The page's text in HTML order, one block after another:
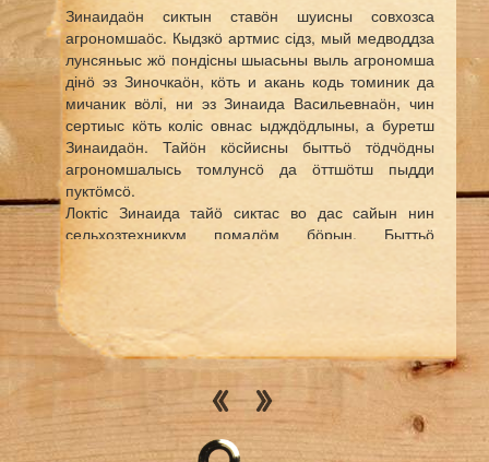
Зинаидаӧн сиктын ставӧн шуисны совхозса
агрономшаӧс. Кыдзкӧ артмис сідз, мый медводдза
лунсяньыс жӧ пондісны шыасьны выль агрономша
дінӧ эз Зиночкаӧн, кӧть и акань кодь томиник да
мичаник вӧлі, ни эз Зинаида Васильевнаӧн, чин
сертиыс кӧть коліс овнас ыдждӧдлыны, а буретш
Зинаидаӧн. Тайӧн кӧсйисны быттьӧ тӧдчӧдны
агрономшалысь томлунсӧ да ӧттшӧтш пыдди
пуктӧмсӧ.
Локтіс Зинаида тайӧ сиктас во дас сайын нин
сельхозтехникум помалӧм бӧрын. Быттьӧ
Котраланінысь и быттьӧ пырис директор дінӧ да
юӧртіс: ме пӧ агроном, ыстісны татчӧ уджавны.
Директорыс, Степан Спиридонович, круткодь
мужик, уна оз больгы. Синкым увсяньыс видзӧдлас
да думыштас, восьтны абу вомсӧ. Но тайӧ нывка
вылас эз зумышт чужӧмсӧ, а тешкодя серӧктіс: